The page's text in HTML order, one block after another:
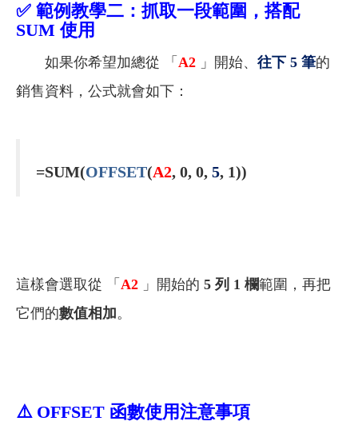
✅ 範例教學二：抓取一段範圍，搭配
SUM 使用
如果你希望加總從 「 A2 」開始、 往下 5 筆的
銷售資料，公式就會如下：
=SUM(OFFSET(A2, 0, 0, 5, 1))
這樣會選取從 「 A2 」開始的 5 列 1 欄範圍，再把
它們的數值相加。
⚠️OFFSET 函數使用注意事項